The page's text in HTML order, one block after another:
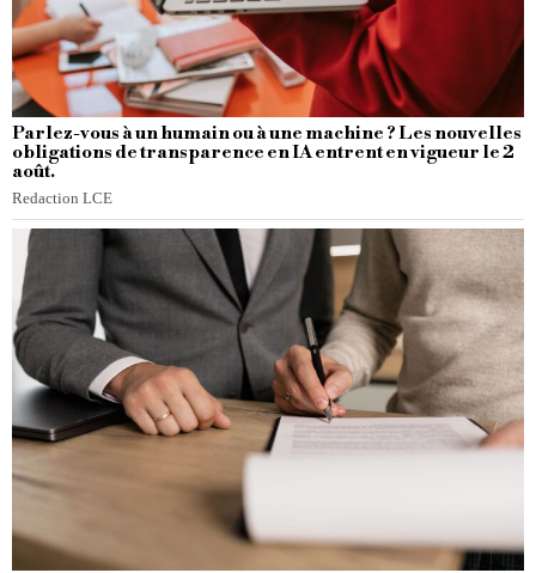
Parlez-vous à un humain ou à une machine ? Les nouvelles
obligations de transparence en IA entrent en vigueur le 2
août.
Redaction LCE